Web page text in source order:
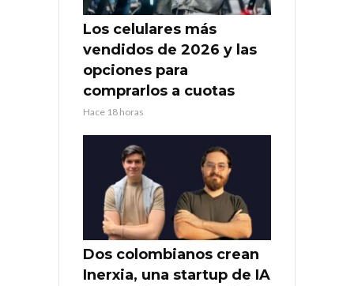
Los celulares más
vendidos de 2026 y las
opciones para
comprarlos a cuotas
Hace 18 horas
Dos colombianos crean
Inerxia, una startup de IA